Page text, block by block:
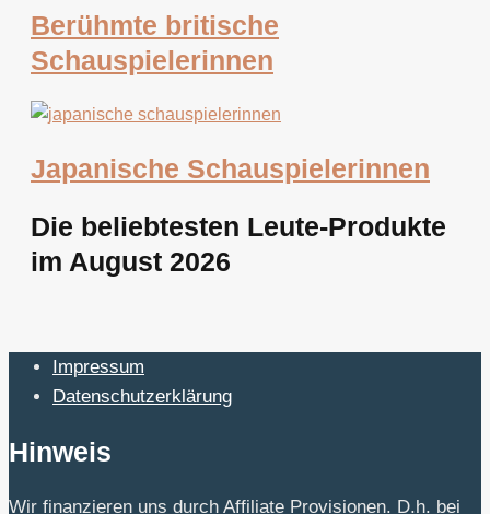
Berühmte britische
Schauspielerinnen
Japanische Schauspielerinnen
Die beliebtesten Leute-Produkte
im August 2026
Impressum
Datenschutzerklärung
Hinweis
Wir finanzieren uns durch Affiliate Provisionen. D.h. bei